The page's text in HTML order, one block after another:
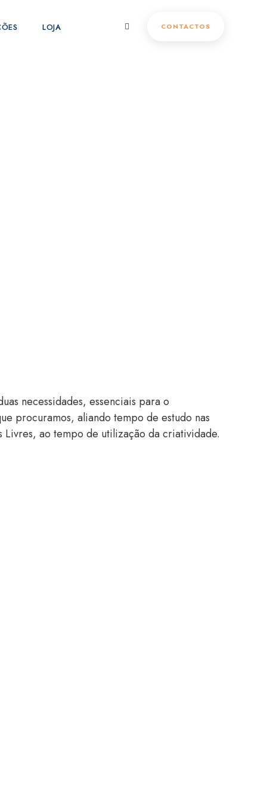
LOJA CONTACTOS
necessidades, essenciais para o
procuramos, aliando tempo de estudo nas
Livres, ao tempo de utilização da criatividade.